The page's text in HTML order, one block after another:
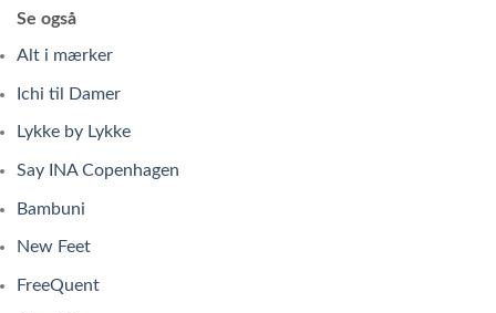
Se også
Alt i mærker
Ichi til Damer
Lykke by Lykke
Say INA Copenhagen
Bambuni
New Feet
FreeQuent